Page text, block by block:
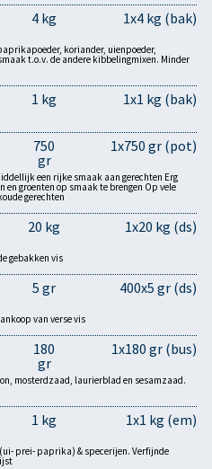
4 kg 1x4 kg (bak)
koriander, uienpoeder,
t.o.v. de andere kibbelingmixen. Minder
1 kg 1x1 kg (bak)
750
gr
1x750 gr (pot)
een rijke smaak aan gerechten Erg
en groenten op smaak te brengen Op vele
gerechten
20 kg 1x20 kg (ds)
gebakken vis
5 gr 400x5 gr (ds)
van verse vis
180
gr
1x180 gr (bus)
mosterdzaad, laurierblad en sesamzaad.
1 kg 1x1 kg (em)
prei- paprika) & specerijen. Verfijnde